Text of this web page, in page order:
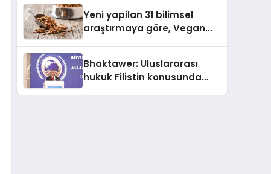
Yeni yapilan 31 bilimsel
araştırmaya göre, Vegan
Sindirildiğini Ortaya Koydu
Bhaktawer: Uluslararası
hukuk Filistin konusunda